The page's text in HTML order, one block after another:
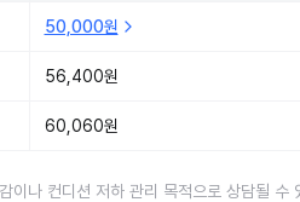
50,000원
56,400원
60,060원
이나 컨디션 저하 관리 목적으로 상담될 수